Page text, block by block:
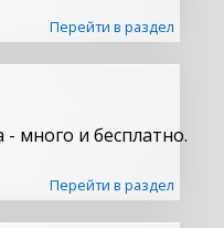
Перейти в раздел
- много и бесплатно.
Перейти в раздел